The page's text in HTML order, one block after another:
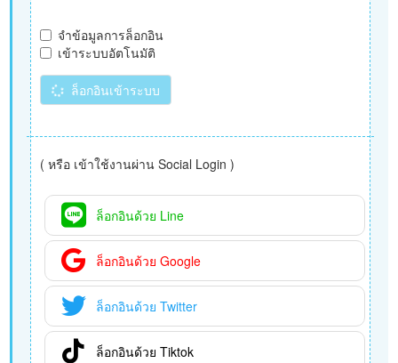
จำข้อมูลการล็อกอิน
เข้าระบบอัตโนมัติ
ล็อกอินเข้าระบบ
( หรือ เข้าใช้งานผ่าน Social Login )
ล็อกอินด้วย Line
ล็อกอินด้วย Google
ล็อกอินด้วย Twitter
ล็อกอินด้วย Tiktok